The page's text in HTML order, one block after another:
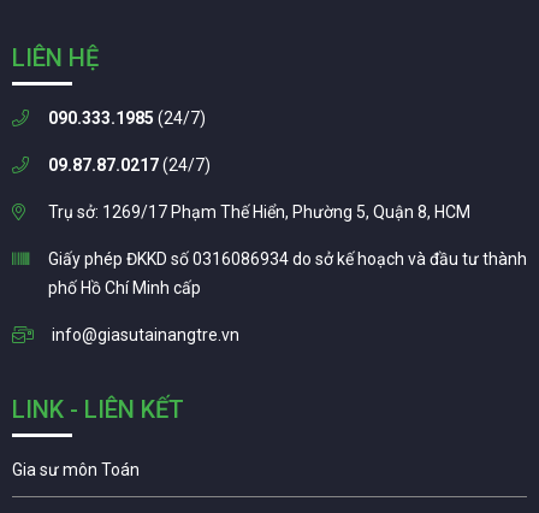
LIÊN HỆ
090.333.1985 (24/7)
09.87.87.0217(24/7)
Trụ sở: 1269/17 Phạm Thế Hiển, Phường 5, Quận 8, HCM
Giấy phép ĐKKD số 0316086934 do sở kế hoạch và đầu tư thành
phố Hồ Chí Minh cấp
info@giasutainangtre.vn
LINK - LIÊN KẾT
Gia sư môn Toán